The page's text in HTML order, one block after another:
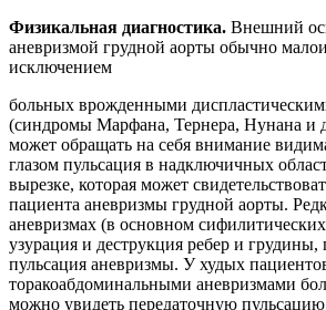
Физикальная диагностика. Внешний
аневризмой грудной аорты обычно
исключением
больных врожденными
(синдромы Марфана, Тернера, Нунана и
может обращать на себя внимание
глазом пульсация в надключичных
вырезке, которая может
пациента аневризмы грудной аорты.
аневризмах (в основном
узурация и деструкция ребер и грудины,
пульсация аневризмы. У худых
торакоабдоминальными аневризмами
можно увидеть передаточную